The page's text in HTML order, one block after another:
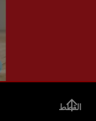
القطط